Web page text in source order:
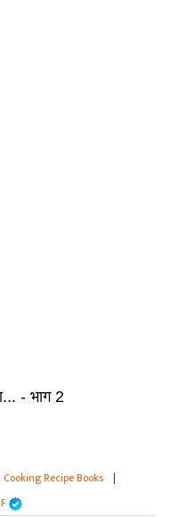
- भाग 2
Cooking Recipe Books |